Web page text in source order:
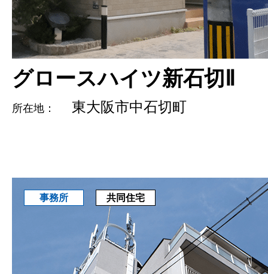
グロースハイツ新石切Ⅱ
所在地： 東大阪市中石切町
事務所 共同住宅